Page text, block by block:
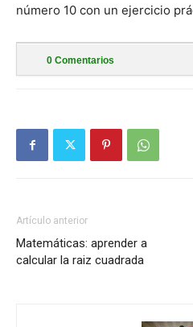
número 10 con un ejercicio
0 Comentarios
Artículo anterior
Matemáticas: aprender a
calcular la raiz cuadrada